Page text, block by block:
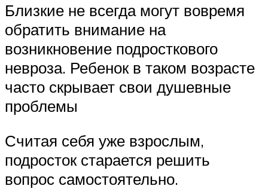
Близкие не всегда могут вовремя
обратить внимание на
возникновение подросткового
невроза. Ребенок в таком возрасте
часто скрывает свои душевные
проблемы
Считая себя уже взрослым,
подросток старается решить
вопрос самостоятельно.